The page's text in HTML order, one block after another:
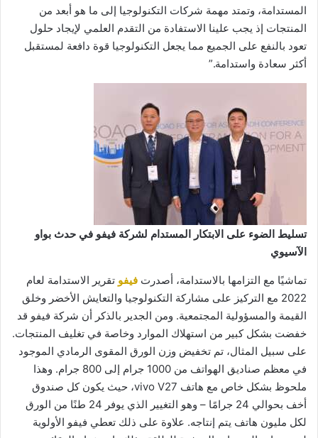
المستدامة، وتمتد مهمة شركات التكنولوجيا إلى ما هو أبعد من
المنتجات إذ يجب علينا الاستفادة من التقدم العلمي لإيجاد حلول
تعود بالنفع على الجميع مما يجعل التكنولوجيا قوة دافعة لمستقبل
أكثر سعادة واستدامة.”
تسليط الضوء على الابتكار المستدام لشركة فيفو في حدث بواو
الآسيوي
تماشيًا مع التزامها بالاستدامة، أصدرت فيفو تقرير الاستدامة لعام
2022 مع التركيز على مشاركة التكنولوجيا والتعايش الأخضر وخلق
القيمة والمسؤولية المجتمعية. ومن الجدير بالذكر أن شركة فيفو قد
خفضت بشكل كبير من استهلاك الموارد وخاصة في تغليف المنتجات.
على سبيل المثال، تم تخفيض وزن الورق المقوى الرمادي الموجود
في معظم صناديق الهواتف من 1000 جرام إلى 800 جرام. وهذا
ملحوظ بشكل خاص مع هاتف vivo V27، حيث يكون كل صندوق
أخف بحوالي 24 جرامًا – وهو التغيير الذي يوفر 24 طنًا من الورق
لكل مليون هاتف يتم إنتاجه. علاوة على ذلك تعطي فيفو الأولوية